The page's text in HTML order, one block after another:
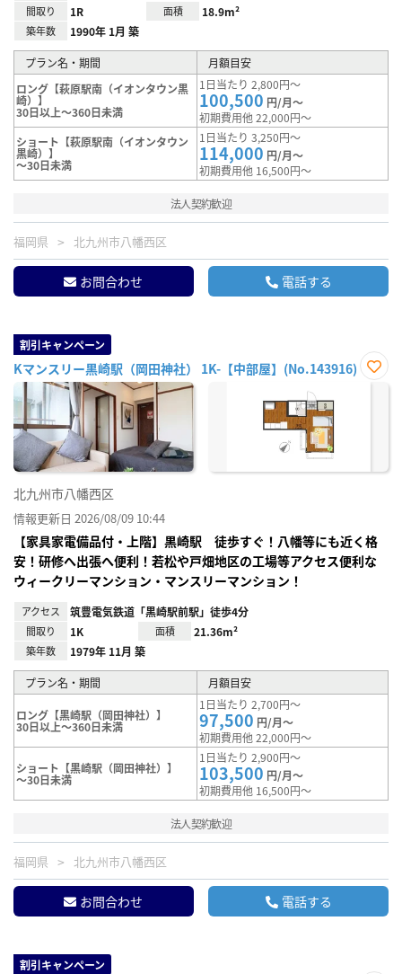
間取り 1R 面積 18.9m²
築年数 1990年 1月 築
プラン名・期間
月額目安
ロング【萩原駅南（イオンタウン黒
崎）】
30日以上～360日未満
1日当たり 2,800円～
100,500 円/月～
初期費用他 22,000円～
ショート【萩原駅南（イオンタウン
黒崎）】
～30日未満
1日当たり 3,250円～
114,000 円/月～
初期費用他 16,500円～
法人契約歓迎
福岡県 北九州市八幡西区
お問合わせ 電話する
割引キャンペーン
Kマンスリー黒崎駅（岡田神社） 1K-【中部屋】(No.143916)
お気
北九州市八幡西区
情報更新日 2026/08/09 10:44
【家具家電備品付・上階】黒崎駅 徒歩すぐ！八幡等にも近く格
安！研修へ出張へ便利！若松や戸畑地区の工場等アクセス便利な
ウィークリーマンション・マンスリーマンション！
アクセス 筑豊電気鉄道「黒崎駅前駅」徒歩4分
間取り 1K 面積 21.36m²
築年数 1979年 11月 築
プラン名・期間 月額目安
ロング【黒崎駅（岡田神社）】
30日以上～360日未満
1日当たり 2,700円～
97,500 円/月～
初期費用他 22,000円～
ショート【黒崎駅（岡田神社）】
～30日未満
1日当たり 2,900円～
103,500 円/月～
初期費用他 16,500円～
法人契約歓迎
福岡県 北九州市八幡西区
お問合わせ 電話する
割引キャンペーン